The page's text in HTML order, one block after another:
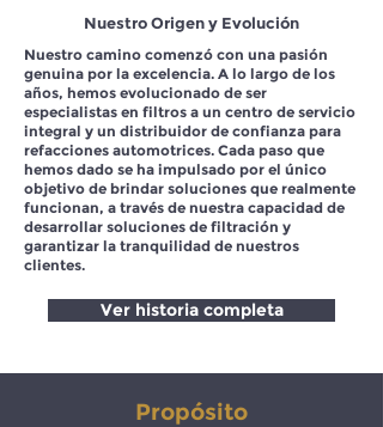
Nuestro Origen y Evolución
Nuestro camino comenzó con una pasión
genuina por la excelencia. A lo largo de los
años, hemos evolucionado de ser
especialistas en filtros a un centro de servicio
integral y un distribuidor de confianza para
refacciones automotrices. Cada paso que
hemos dado se ha impulsado por el único
objetivo de brindar soluciones que realmente
funcionan, a través de nuestra capacidad de
desarrollar soluciones de filtración y
garantizar la tranquilidad de nuestros
clientes.
Ver historia completa
Propósito